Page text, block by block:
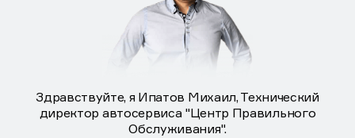
Здравствуйте, я Ипатов Михаил, Технический
директор автосервиса "Центр Правильного
Обслуживания".